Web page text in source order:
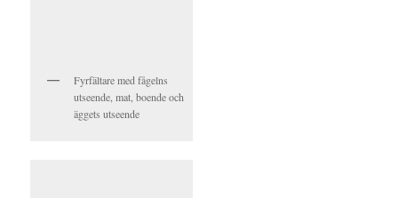
Fyrfältare med fågelns
utseende, mat, boende och
äggets utseende